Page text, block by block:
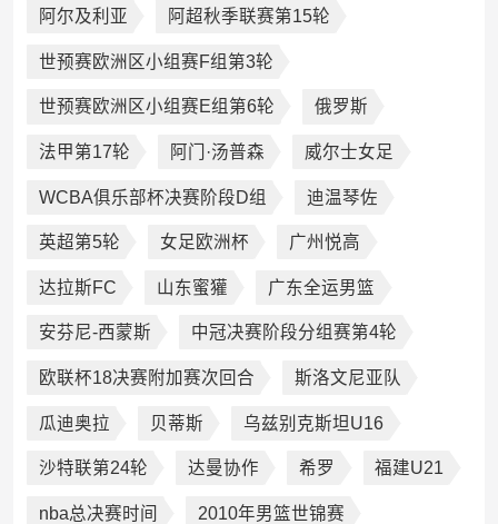
阿尔及利亚 阿超秋季联赛第15轮
世预赛欧洲区小组赛F组第3轮
世预赛欧洲区小组赛E组第6轮 俄罗斯
法甲第17轮 阿门·汤普森 威尔士女足
WCBA俱乐部杯决赛阶段D组 迪温琴佐
英超第5轮 女足欧洲杯 广州悦高
达拉斯FC 山东蜜獾 广东全运男篮
安芬尼-西蒙斯 中冠决赛阶段分组赛第4轮
欧联杯18决赛附加赛次回合 斯洛文尼亚队
瓜迪奥拉 贝蒂斯 乌兹别克斯坦U16
沙特联第24轮 达曼协作 希罗 福建U21
nba总决赛时间 2010年男篮世锦赛